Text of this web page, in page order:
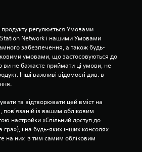
а
о
с
н
о
регулюється Умовами
Network і нашими Умовами
забезпечення, а також будь-
умовами, що застосовуються до
ви не бажаєте приймати ці умови, не
Інші важливі відомості див. в
та відтворювати цей вміст на
пов’язаній із вашим обліковим
настройки «Спільний доступ до
гра»), і на будь-яких інших консолях
на них із тим самим обліковим